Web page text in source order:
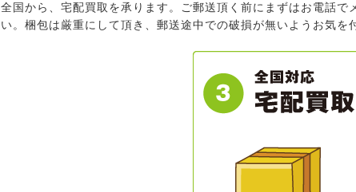
全国から、宅配買取を承ります。ご郵送頂く前にまずはお電話で
い。梱包は厳重にして頂き、郵送途中での破損が無いようお気を